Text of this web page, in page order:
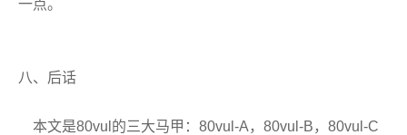
一点。
八、后话
本文是80vul的三大马甲：80vul-A，80vul-B，80vul-C